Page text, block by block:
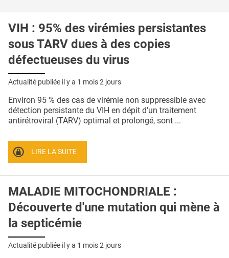
VIH : 95% des virémies persistantes
sous TARV dues à des copies
défectueuses du virus
Actualité publiée il y a 1 mois 2 jours
Environ 95 % des cas de virémie non suppressible avec
détection persistante du VIH en dépit d’un traitement
antirétroviral (TARV) optimal et prolongé, sont ...
LIRE LA SUITE
MALADIE MITOCHONDRIALE :
Découverte d'une mutation qui mène à
la septicémie
Actualité publiée il y a 1 mois 2 jours